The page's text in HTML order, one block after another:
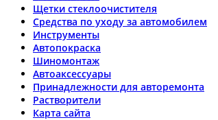
Щетки стеклоочистителя
Средства по уходу за автомобилем
Инструменты
Автопокраска
Шиномонтаж
Автоаксессуары
Принадлежности для авторемонта
Растворители
Карта сайта